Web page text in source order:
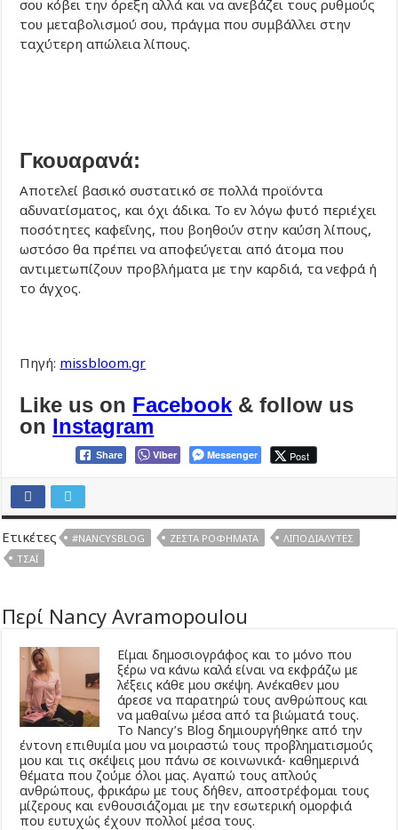
σου κόβει την όρεξη αλλά και να ανεβάζει τους ρυθμούς
του μεταβολισμού σου, πράγμα που συμβάλλει στην
ταχύτερη απώλεια λίπους.
Γκουαρανά:
Αποτελεί βασικό συστατικό σε πολλά προϊόντα
αδυνατίσματος, και όχι άδικα. Το εν λόγω φυτό περιέχει
ποσότητες καφεΐνης, που βοηθούν στην καύση λίπους,
ωστόσο θα πρέπει να αποφεύγεται από άτομα που
αντιμετωπίζουν προβλήματα με την καρδιά, τα νεφρά ή
το άγχος.
Πηγή: missbloom.gr
Like us on Facebook & follow us
on Instagram
Share Viber Messenger Post
Ετικέτες #NANCYSBLOG ΖΕΣΤΆ ΡΟΦΉΜΑΤΑ
ΛΙΠΟΔΙΑΛΎΤΕΣ
ΤΣΆΙ
Περί Nancy Avramopoulou
Είμαι δημοσιογράφος και το μόνο που
ξέρω να κάνω καλά είναι να εκφράζω με
λέξεις κάθε μου σκέψη. Ανέκαθεν μου
άρεσε να παρατηρώ τους ανθρώπους και
να μαθαίνω μέσα από τα βιώματά τους.
Το Νancy’s Βlog δημιουργήθηκε από την
έντονη επιθυμία μου να μοιραστώ τους προβληματισμούς
μου και τις σκέψεις μου πάνω σε κοινωνικά- καθημερινά
θέματα που ζούμε όλοι μας. Αγαπώ τους απλούς
ανθρώπους, φρικάρω με τους δήθεν, αποστρέφομαι τους
μίζερους και ενθουσιάζομαι με την εσωτερική ομορφιά
που ευτυχώς έχουν πολλοί μέσα τους.